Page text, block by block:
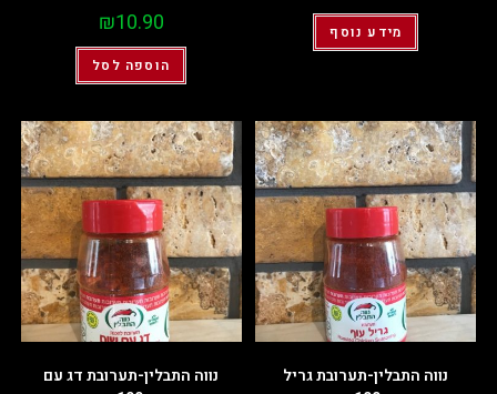
מידע נוסף ₪10.90
הוספה לסל
נווה התבלין-תערובת גריל
נווה התבלין-תערובת דג עם